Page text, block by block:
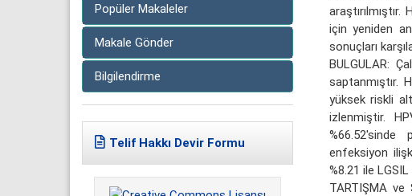
Popüler Makaleler
Makale Gönder
Bilgilendirme
Telif Hakkı Devir Formu
için yeniden
sonuçları
BULGULAR:
saptanmıştır.
yüksek riskli
izlenmiştir.
%66.52'sinde
enfeksiyon
%8.21 ile
TARTIŞMA ve